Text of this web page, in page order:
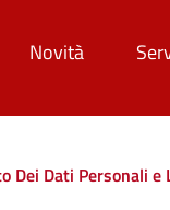
Novità
pane
Dei Dati Personali